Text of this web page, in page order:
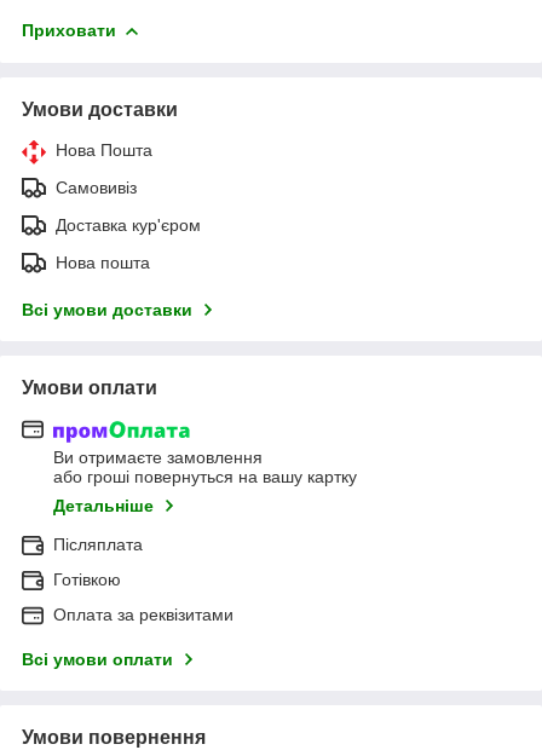
Приховати
Умови доставки
Нова Пошта
Самовивіз
Доставка кур'єром
Нова пошта
Всі умови доставки
Умови оплати
Ви отримаєте замовлення
або гроші повернуться на вашу картку
Детальніше
Післяплата
Готівкою
Оплата за реквізитами
Всі умови оплати
Умови повернення